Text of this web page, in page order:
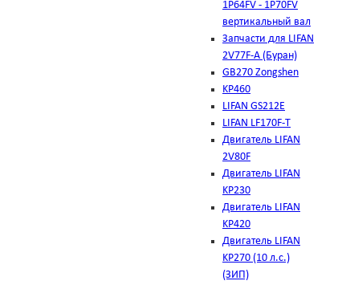
1Р64FV - 1Р70FV
вертикальный вал
Запчасти для LIFAN
2V77F-A (Буран)
GB270 Zongshen
KP460
LIFAN GS212E
LIFAN LF170F-T
Двигатель LIFAN
2V80F
Двигатель LIFAN
KP230
Двигатель LIFAN
KP420
Двигатель LIFAN
KP270 (10 л.с.)
(ЗИП)